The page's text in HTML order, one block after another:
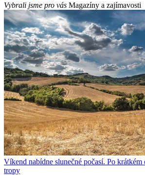
Vybrali jsme pro vás Magazíny a zajímavosti
Víkend nabídne slunečné počasí. Po krátkém
tropy